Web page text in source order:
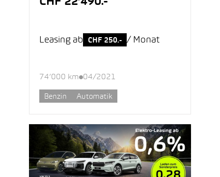
CHF 22’490.-
Leasing ab CHF 250.- / Monat
74’000 km 04/2021
Benzin Automatik